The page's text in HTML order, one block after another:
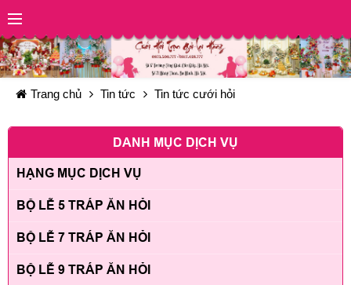
Trang chủ Tin tức Tin tức cưới hỏi
DANH MỤC DỊCH VỤ
HẠNG MỤC DỊCH VỤ
BỘ LỄ 5 TRÁP ĂN HỎI
BỘ LỄ 7 TRÁP ĂN HỎI
BỘ LỄ 9 TRÁP ĂN HỎI